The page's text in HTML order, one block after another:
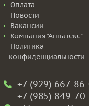
Оплата
Новости
Вакансии
Компания "Аннатекс"
Политика
конфиденциальности
+7 (929) 667-
+7 (985) 849-